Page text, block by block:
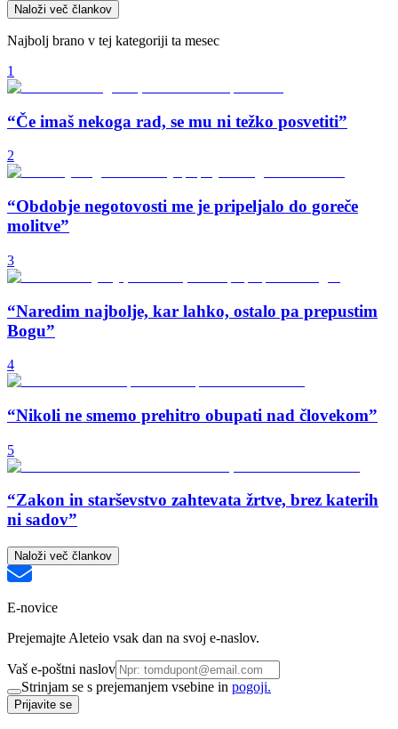
Naloži več člankov
Najbolj brano v tej kategoriji ta mesec
1
“Če imaš nekoga rad, se mu ni težko posvetiti”
2
“Obdobje negotovosti me je pripeljalo do goreče
molitve”
3
“Naredim najbolje, kar lahko, ostalo pa prepustim
Bogu”
4
“Nikoli ne smemo prehitro obupati nad človekom”
5
“Zakon in starševstvo zahtevata žrtve, brez katerih
ni sadov”
Naloži več člankov
E-novice
Prejemajte Aleteio vsak dan na svoj e-naslov.
Vaš e-poštni naslov
Strinjam se s prejemanjem vsebine in pogoji.
Prijavite se